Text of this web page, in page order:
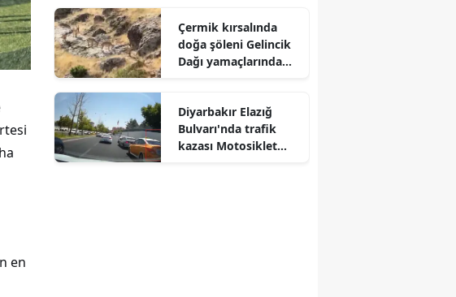
en
Çermik kırsalında
doğa şöleni Gelincik
Dağı yamaçlarında
Diyarbakır Elazığ
Bulvarı'nda trafik
kazası Motosiklet